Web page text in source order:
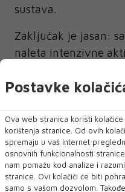
sustava.
Zaključak je jasan:
naleta intenzivne
kardiovaskularnih
lako uklopiti u
planiranja i opreme.
Postavke
Ova web stranica koristi
korištenja stranice. Od ovih
spremaju u vaš Internet
osnovnih funkcionalnosti
nam pomažu kod analize i
stranice. Ovi kolačići će biti
samo s vašom dozvolom.